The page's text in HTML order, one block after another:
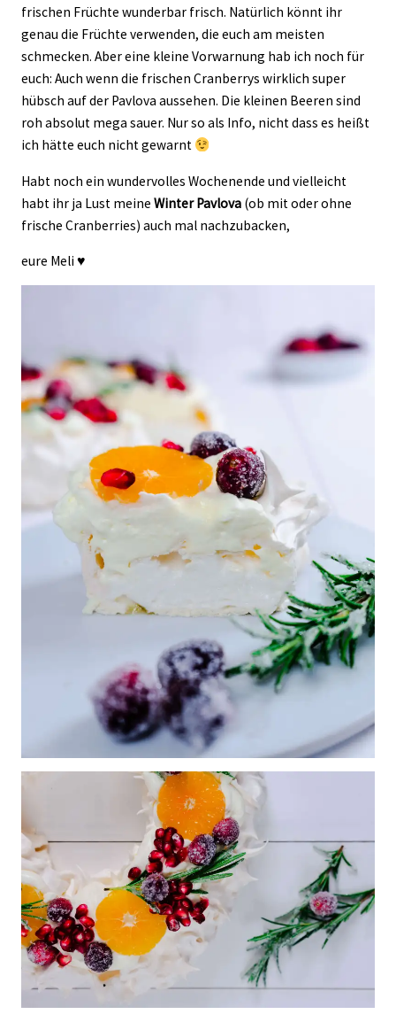
frischen Früchte wunderbar frisch. Natürlich könnt ihr
genau die Früchte verwenden, die euch am meisten
schmecken. Aber eine kleine Vorwarnung hab ich noch für
euch: Auch wenn die frischen Cranberrys wirklich super
hübsch auf der Pavlova aussehen. Die kleinen Beeren sind
roh absolut mega sauer. Nur so als Info, nicht dass es heißt
ich hätte euch nicht gewarnt
Habt noch ein wundervolles Wochenende und vielleicht
habt ihr ja Lust meine Winter Pavlova(ob mit oder ohne
frische Cranberries) auch mal nachzubacken,
eure Meli ♥